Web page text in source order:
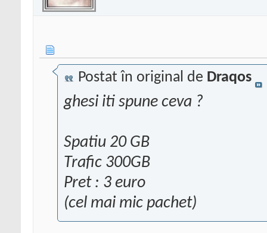
Postat în original de Draqos
ghesi iti spune ceva ?
Spatiu 20 GB
Trafic 300GB
Pret : 3 euro
(cel mai mic pachet)